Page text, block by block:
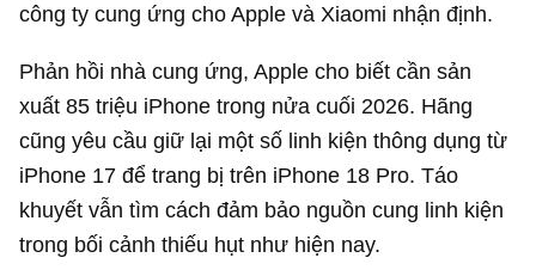
công ty cung ứng cho Apple và Xiaomi nhận định.
Phản hồi nhà cung ứng, Apple cho biết cần sản
xuất 85 triệu iPhone trong nửa cuối 2026. Hãng
cũng yêu cầu giữ lại một số linh kiện thông dụng từ
iPhone 17 để trang bị trên iPhone 18 Pro. Táo
khuyết vẫn tìm cách đảm bảo nguồn cung linh kiện
trong bối cảnh thiếu hụt như hiện nay.